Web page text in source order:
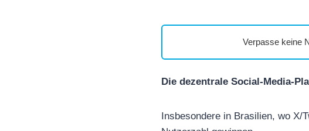
Verpasse keine
Die dezentrale Social-Media-
Insbesondere in Brasilien, wo X/